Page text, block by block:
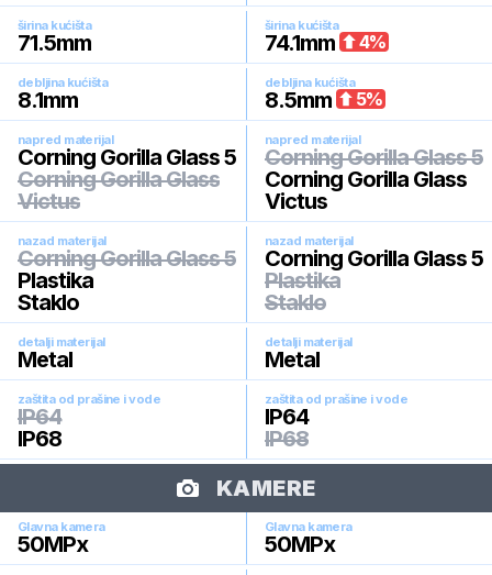
širina kućišta
71.5mm
širina kućišta
74.1mm 4%
debljina kućišta
8.1mm
debljina kućišta
8.5mm 5%
napred materijal
Corning Gorilla Glass 5
Corning Gorilla Glass
Victus
napred materijal
Corning Gorilla Glass 5
Corning Gorilla Glass
Victus
nazad materijal
Corning Gorilla Glass 5
Plastika
Staklo
nazad materijal
Corning Gorilla Glass 5
Plastika
Staklo
detalji materijal
Metal
detalji materijal
Metal
zaštita od prašine i vode
IP64
IP68
zaštita od prašine i vode
IP64
IP68
KAMERE
Glavna kamera
50MPx
Glavna kamera
50MPx